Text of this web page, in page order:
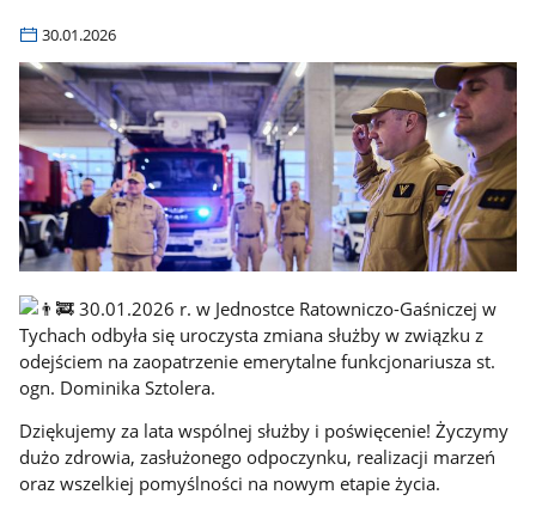
30.01.2026
30.01.2026 r. w Jednostce Ratowniczo-Gaśniczej w
Tychach odbyła się uroczysta zmiana służby w związku z
odejściem na zaopatrzenie emerytalne funkcjonariusza st.
ogn. Dominika Sztolera.
Dziękujemy za lata wspólnej służby i poświęcenie! Życzymy
dużo zdrowia, zasłużonego odpoczynku, realizacji marzeń
oraz wszelkiej pomyślności na nowym etapie życia.